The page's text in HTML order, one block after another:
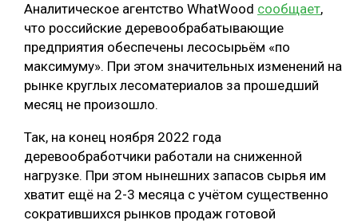
ЛЕСОВОССТАНОВЛЕНИЕ И ЗАЩИТА
ЛОГИСТИКА
ПРОИЗВОДСТВО ДРЕВЕСНЫХ ПЛИТ
ЦБП
КОМПЛЕКСНАЯ ПЕРЕРАБОТКА
ЛЕСОПИЛЕНИЕ
ДЕРЕВЯННОЕ ДОМОСТРОЕНИЕ
ТЕМАТИЧЕСКИЕ ПРОЕКТЫ
ПОДБОРКИ СТАТЕЙ
Аналитическое агентство WhatWood сообщает,
что российские деревообрабатывающие
предприятия обеспечены лесосырьём «по
максимуму». При этом значительных изменений на
рынке круглых лесоматериалов за прошедший
месяц не произошло.
Так, на конец ноября 2022 года
деревообработчики работали на сниженной
нагрузке. При этом нынешних запасов сырья им
хватит ещё на 2-3 месяца с учётом существенно
сократившихся рынков продаж готовой